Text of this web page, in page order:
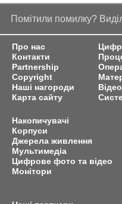
Помітили помилку?
Про нас
Контакти
Partnership
Copyright
Наші нагороди
Карта сайту
Накопичувачі
Корпуси
Джерела живлення
Мультимедіа
Цифрове фото та відео
Монітори